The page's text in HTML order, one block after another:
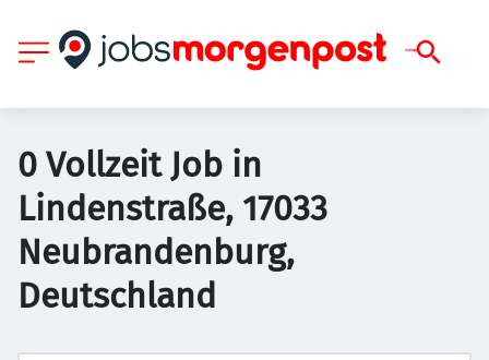
0 Vollzeit Job in
Lindenstraße, 17033
Neubrandenburg,
Deutschland